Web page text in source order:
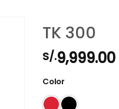
TK 300
S/.9,999.00
Color